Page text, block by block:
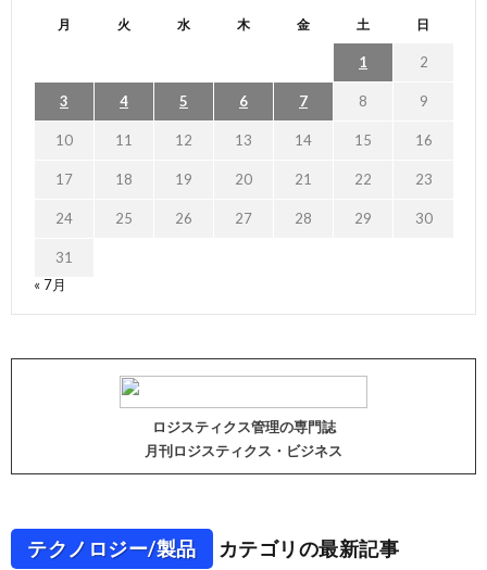
月 火 水 木 金 土 日
1 2
3 4 5 6 7 8 9
10 11 12 13 14 15 16
17 18 19 20 21 22 23
24 25 26 27 28 29 30
31
« 7月
ロジスティクス管理の専門誌
月刊ロジスティクス・ビジネス
テクノロジー/製品 カテゴリの最新記事